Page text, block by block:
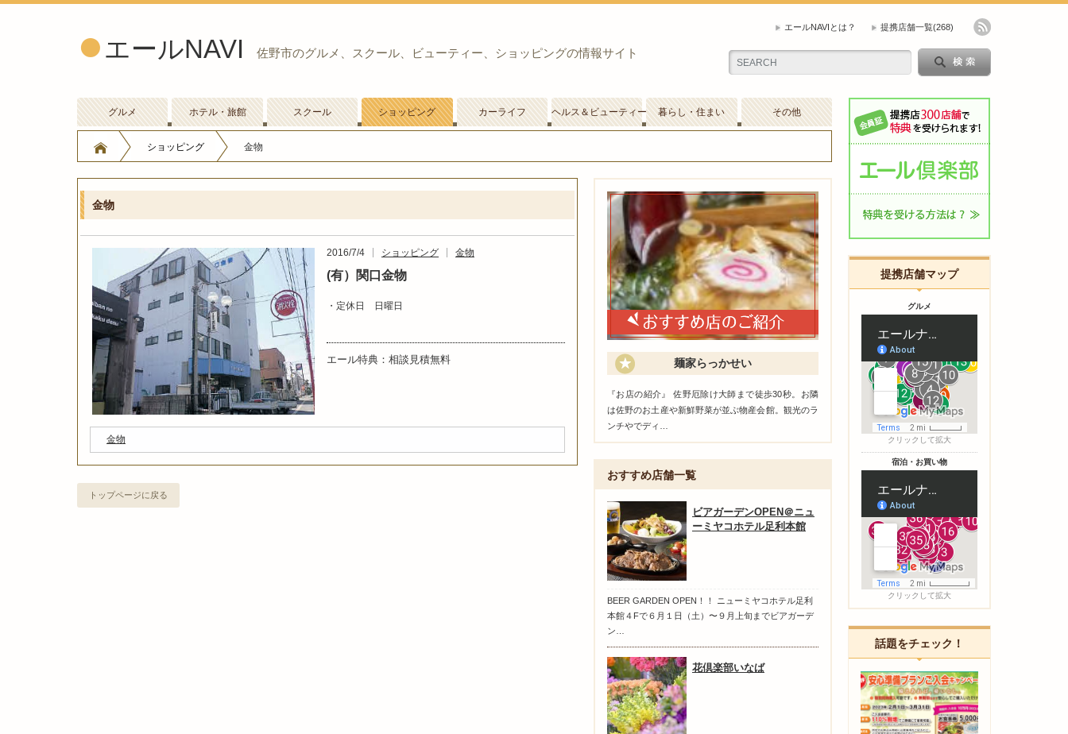
エールNAVI 佐野市のグルメ、スクール、ビューティー、ショッピングの情報サイト
エールNAVIとは？ 提携店舗一覧(268)
グルメ ホテル・旅館 スクール ショッピング カーライフ ヘルス＆ビューティー 暮らし・住まい その他
ショッピング 金物
金物
2016/7/4 ショッピング 金物
(有）関口金物
定休日 日曜日
エール特典：相談見積無料
金物
トップページに戻る
麺家らっかせい
『お店の紹介』 佐野厄除け大師まで徒歩30秒。お隣
は佐野のお土産や新鮮野菜が並ぶ物産会館。観光のラ
ンチやでディ…
おすすめ店舗一覧
ビアガーデンOPEN＠ニュ
ーミヤコホテル足利本館
BEER GARDEN OPEN！！ ニューミヤコホテル足利
本館４Fで６月１日（土）〜９月上旬までビアガーデ
ン…
花倶楽部いなば
提携店舗マップ
グルメ
クリックして拡大
宿泊・お買い物
クリックして拡大
話題をチェック！